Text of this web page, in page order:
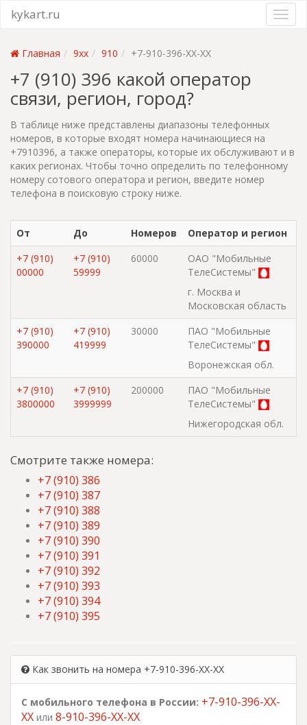
kykart.ru
Главная 9xx 910 +7-910-396-XX-XX
+7 (910) 396 какой оператор
связи, регион, город?
В таблице ниже представлены диапазоны телефонных
номеров, в которые входят номера начинающиеся на
+7910396, а также операторы, которые их обслуживают и в
каких регионах. Чтобы точно определить по телефонному
номеру сотового оператора и регион, введите номер
телефона в поисковую строку ниже.
От До Номеров
Оператор и регион
+7 (910)
00000
+7 (910)
59999
60000
ОАО "Мобильные
ТелеСистемы"
г. Москва и
Московская область
+7 (910)
390000
+7 (910)
419999
30000
ПАО "Мобильные
ТелеСистемы"
Воронежская обл.
+7 (910)
3800000
+7 (910)
3999999
200000
ПАО "Мобильные
ТелеСистемы"
Нижегородская обл.
Смотрите также номера:
+7 (910) 386
+7 (910) 387
+7 (910) 388
+7 (910) 389
+7 (910) 390
+7 (910) 391
+7 (910) 392
+7 (910) 393
+7 (910) 394
+7 (910) 395
Как звонить на номера +7-910-396-XX-XX
С мобильного телефона в России: +7-910-396-XX-
XX или 8-910-396-XX-XX